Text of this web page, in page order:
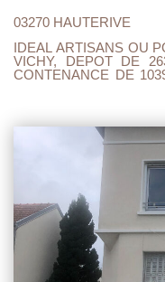
03270 HAUTERIVE
IDEAL ARTISANS OU
VICHY, DEPOT DE
CONTENANCE DE